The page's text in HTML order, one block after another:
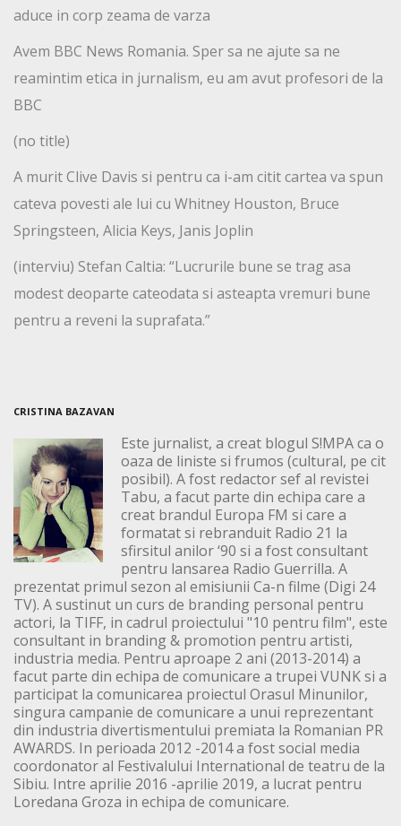
aduce in corp zeama de varza
Avem BBC News Romania. Sper sa ne ajute sa ne
reamintim etica in jurnalism, eu am avut profesori de la
BBC
(no title)
A murit Clive Davis si pentru ca i-am citit cartea va spun
cateva povesti ale lui cu Whitney Houston, Bruce
Springsteen, Alicia Keys, Janis Joplin
(interviu) Stefan Caltia: “Lucrurile bune se trag asa
modest deoparte cateodata si asteapta vremuri bune
pentru a reveni la suprafata.”
CRISTINA BAZAVAN
Este jurnalist, a creat blogul S!MPA ca o
oaza de liniste si frumos (cultural, pe cit
posibil). A fost redactor sef al revistei
Tabu, a facut parte din echipa care a
creat brandul Europa FM si care a
formatat si rebranduit Radio 21 la
sfirsitul anilor ‘90 si a fost consultant
pentru lansarea Radio Guerrilla. A
prezentat primul sezon al emisiunii Ca-n filme (Digi 24
TV). A sustinut un curs de branding personal pentru
actori, la TIFF, in cadrul proiectului "10 pentru film", este
consultant in branding & promotion pentru artisti,
industria media. Pentru aproape 2 ani (2013-2014) a
facut parte din echipa de comunicare a trupei VUNK si a
participat la comunicarea proiectul Orasul Minunilor,
singura campanie de comunicare a unui reprezentant
din industria divertismentului premiata la Romanian PR
AWARDS. In perioada 2012 -2014 a fost social media
coordonator al Festivalului International de teatru de la
Sibiu. Intre aprilie 2016 -aprilie 2019, a lucrat pentru
Loredana Groza in echipa de comunicare.